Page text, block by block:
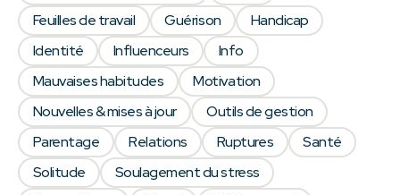
Feuilles de travail
Guérison
Handicap
Identité
Influenceurs
Info
Mauvaises habitudes
Motivation
Nouvelles & mises à jour
Outils de gestion
Parentage
Relations Ruptures
Santé
Solitude
Soulagement du stress